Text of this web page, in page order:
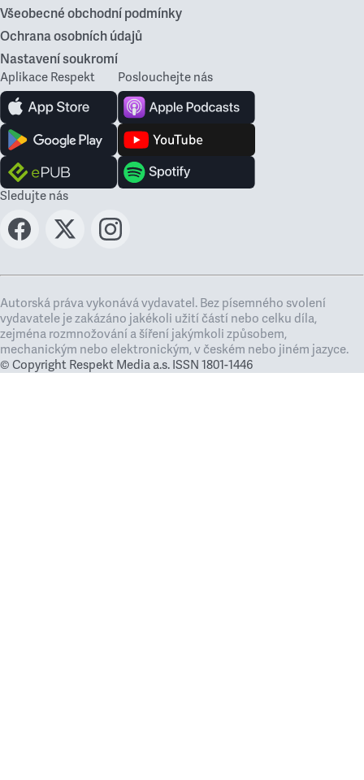
Všeobecné obchodní podmínky
Ochrana osobních údajů
Nastavení soukromí
Aplikace Respekt Poslouchejte nás
Sledujte nás
Autorská práva vykonává vydavatel. Bez písemného svolení
vydavatele je zakázáno jakékoli užití částí nebo celku díla,
zejména rozmnožování a šíření jakýmkoli způsobem,
mechanickým nebo elektronickým, v českém nebo jiném jazyce.
© Copyright Respekt Media a.s. ISSN 1801-1446